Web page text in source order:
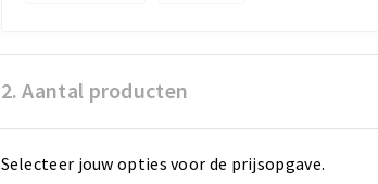
2. Aantal producten
Selecteer jouw opties voor de prijsopgave.